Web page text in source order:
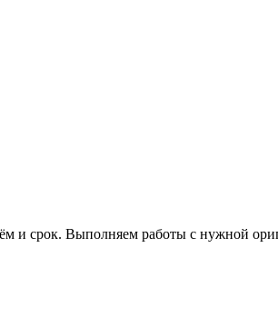
и срок. Выполняем работы с нужной